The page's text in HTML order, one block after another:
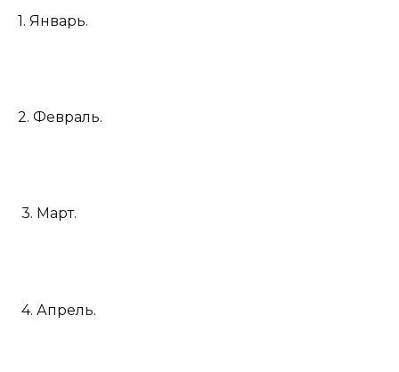
1. Январь.
2. Февраль.
3. Март.
4. Апрель.